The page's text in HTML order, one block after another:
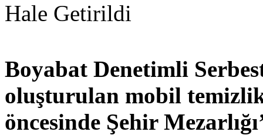
Hale Getirildi
Boyabat Denetimli
oluşturulan mobil
öncesinde Şehir